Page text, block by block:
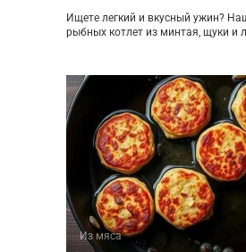
Ищете легкий и вкусный ужин?
рыбных котлет из минтая, щуки и
Из мяса